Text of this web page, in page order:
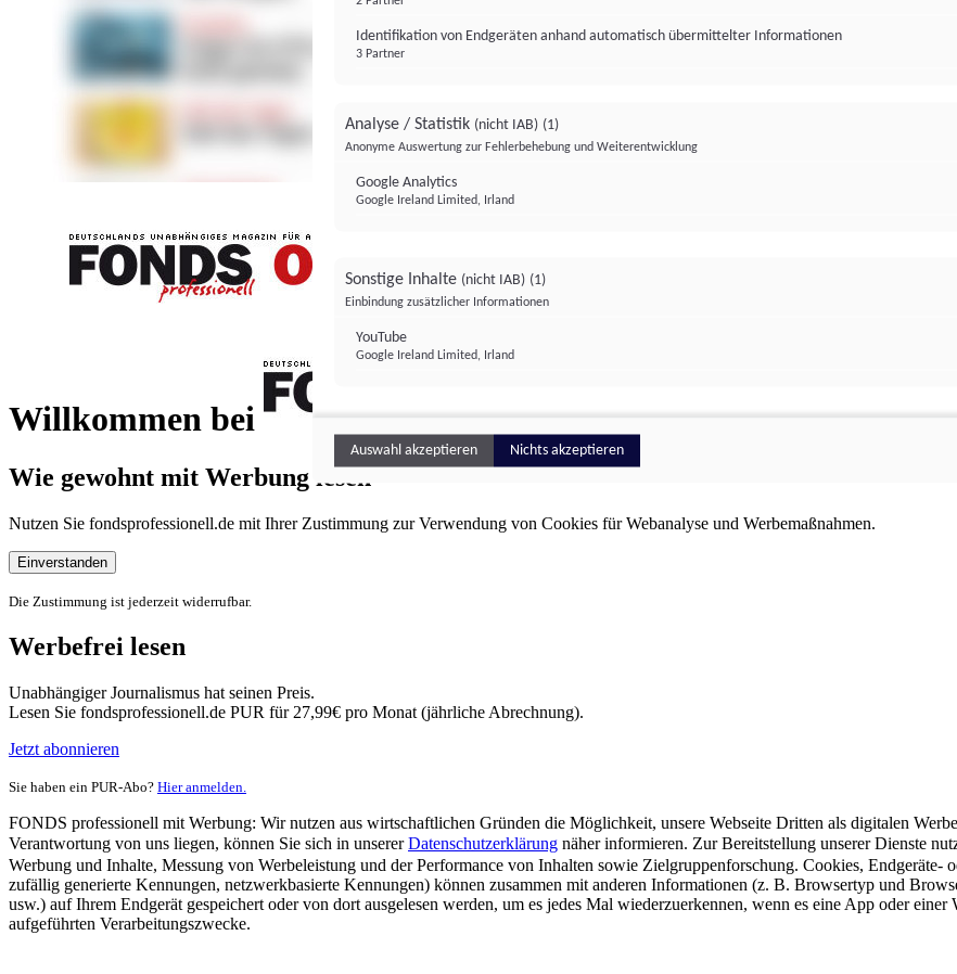
Willkommen bei
FONDS professionell
Wie gewohnt mit Werbung lesen
Nutzen Sie fondsprofessionell.de mit Ihrer Zustimmung zur Verwendung von Cookies für Webanalyse und Werbemaßnahmen.
Einverstanden
Die Zustimmung ist jederzeit widerrufbar.
Werbefrei lesen
Unabhängiger Journalismus hat seinen Preis.
Lesen Sie fondsprofessionell.de PUR für 27,99€ pro Monat (jährliche Abrechnung).
Jetzt abonnieren
Sie haben ein PUR-Abo? Hier anmelden.
FONDS professionell mit Werbung: Wir nutzen aus wirtschaftlichen Gründen die Möglichkeit, unsere Webseite Dritten als digitalen
Verantwortung von uns liegen, können Sie sich in unsererDatenschutzerklärung näher informieren. Zur Bereitstellung unserer Dienste
Werbung und Inhalte, Messung von Werbeleistung und der Performance von Inhalten sowie Zielgruppenforschung. Cookies,
zufällig generierte Kennungen, netzwerkbasierte Kennungen) können zusammen mit anderen Informationen (z. B. Browsertyp und
usw.) auf Ihrem Endgerät gespeichert oder von dort ausgelesen werden, um es jedes Mal wiederzuerkennen, wenn es eine App oder
aufgeführten Verarbeitungszwecke.
Identifikation von Endgeräten anhand automatisch übermittelter Informationen
3 Partner
Analyse / Statistik (nicht IAB) (1)
Anonyme Auswertung zur Fehlerbehebung und Weiterentwicklung
Google Analytics
Google Ireland Limited, Irland
Sonstige Inhalte (nicht IAB) (1)
Einbindung zusätzlicher Informationen
YouTube
Google Ireland Limited, Irland
Auswahl akzeptieren Nichts akzeptieren